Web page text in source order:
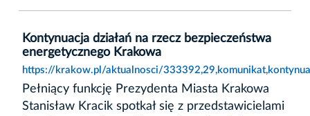
Kontynuacja działań na rzecz bezpieczeństwa
energetycznego Krakowa
https://krakow.pl/aktualnosci/
Pełniący funkcję Prezydenta Miasta Krakowa
Stanisław Kracik spotkał się z przedstawicielami